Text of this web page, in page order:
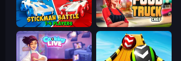
Stickman battle 1-4 Players Food Truck Chef™: A Fun Cooking Game